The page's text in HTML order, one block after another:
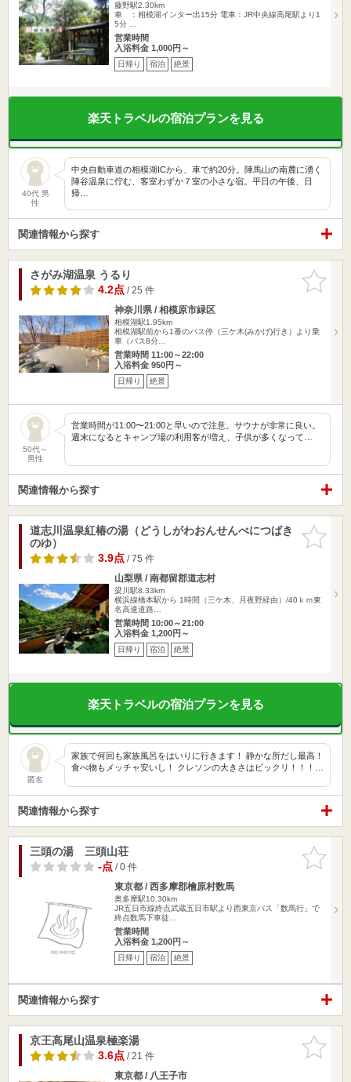
藤野駅2.30km
車 ：相模湖インター出15分 電車：JR中央線高尾駅より1
5分 …
営業時間
入浴料金 1,000円～
日帰り 宿泊 絶景
楽天トラベルの宿泊プランを見る
40代 男
性
中央自動車道の相模湖ICから、車で約20分。陣馬山の南麓に湧く
陣谷温泉に佇む、客室わずか７室の小さな宿。平日の午後、日
帰…
関連情報から探す
お気に入
りに追加
さがみ湖温泉 うるり
4.2点/ 25 件
神奈川県 / 相模原市緑区
相模湖駅1.95km
相模湖駅前から1番のバス停（三ケ木(みかげ)行き）より乗
車（バス8分…
営業時間 11:00～22:00
入浴料金 950円～
日帰り 絶景
50代～
男性
営業時間が11:00〜21:00と早いので注意。サウナが非常に良い。
週末になるとキャンプ場の利用客が増え、子供が多くなって…
関連情報から探す
お気に入
りに追加
道志川温泉紅椿の湯（どうしがわおんせんべにつばき
のゆ）
3.9点/ 75 件
山梨県 / 南都留郡道志村
梁川駅8.33km
横浜線橋本駅から 1時間（三ケ木、月夜野経由）/40ｋｍ東
名高速道路…
営業時間 10:00～21:00
入浴料金 1,200円～
日帰り 宿泊 絶景
楽天トラベルの宿泊プランを見る
匿名
家族で何回も家族風呂をはいりに行きます！ 静かな所だし最高！
食べ物もメッチャ安いし！ クレソンの大きさはビックリ！！！…
関連情報から探す
お気に入
りに追加
三頭の湯 三頭山荘
-点/ 0 件
東京都 / 西多摩郡檜原村数馬
奥多摩駅10.30km
JR五日市線終点武蔵五日市駅より西東京バス「数馬行」で
終点数馬下車徒…
営業時間
入浴料金 1,200円～
日帰り 宿泊 絶景
関連情報から探す
お気に入
りに追加
京王高尾山温泉極楽湯
3.6点/ 21 件
東京都 / 八王子市